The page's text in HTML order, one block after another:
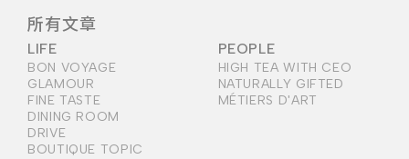
所有文章
LIFE
BON VOYAGE
GLAMOUR
FINE TASTE
DINING ROOM
DRIVE
BOUTIQUE TOPIC
PEOPLE
HIGH TEA WITH CEO
NATURALLY GIFTED
MÉTIERS D'ART